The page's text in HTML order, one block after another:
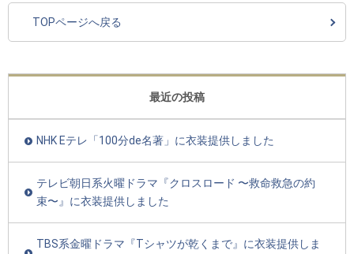
TOPページへ戻る
最近の投稿
NHK Eテレ「100分de名著」に衣装提供しました
テレビ朝日系火曜ドラマ『クロスロード 〜救命救急の約
束〜』に衣装提供しました
TBS系金曜ドラマ『Tシャツが乾くまで』に衣装提供しま